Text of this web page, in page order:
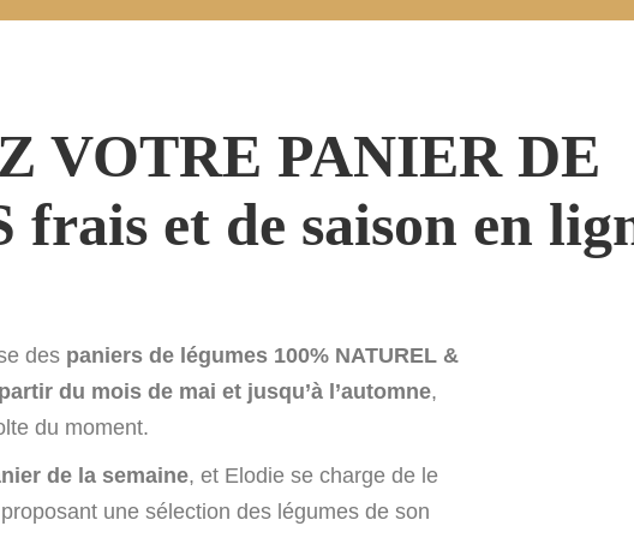
VOTRE PANIER DE
et de saison en
des paniers de légumes 100% NATUREL &
du mois de mai et jusqu’à l’automne,
du moment.
de la semaine, et Elodie se charge de le
une sélection des légumes de son